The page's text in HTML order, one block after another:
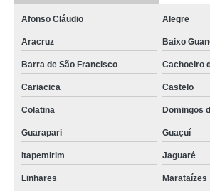
queijomatic Vargem Grande Paulista
queijomatic 500 litros orçamento Itajaí
queijomatic Itaú de Minas
queijomatic mussarela orçamento Nova Venécia
queijomatic usada comprar Vila Zelina
Afonso Cláudio Alegre
Aracruz Baixo
Barra de São Francisco Cachoeiro
Cariacica Castelo
Colatina Domingos
Guarapari Guaçuí
Itapemirim Jaguaré
Linhares Marataízes